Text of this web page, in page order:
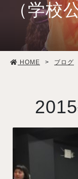
学校紹介・教育
学生生活
就職・デビュー
（学校
HOME > ブログ
2015